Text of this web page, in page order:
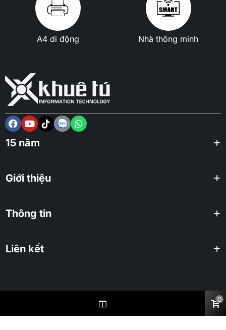
A4 di động Nhà thông minh
15 năm
Giới thiệu
Thông tin
Liên kết
2025 KHUÊ TÚ Co., ltd. All rights reserved. 0